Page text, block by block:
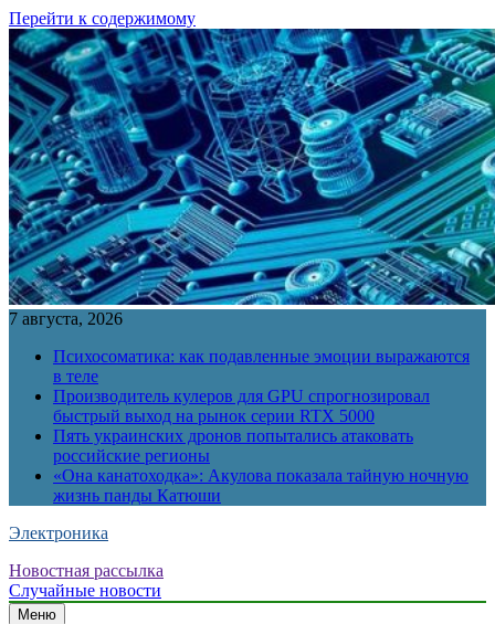
Перейти к содержимому
7 августа, 2026
Психосоматика: как подавленные эмоции выражаются
в теле
Производитель кулеров для GPU спрогнозировал
быстрый выход на рынок серии RTX 5000
Пять украинских дронов попытались атаковать
российские регионы
«Она канатоходка»: Акулова показала тайную ночную
жизнь панды Катюши
Электроника
Новостная рассылка
Случайные новости
Меню